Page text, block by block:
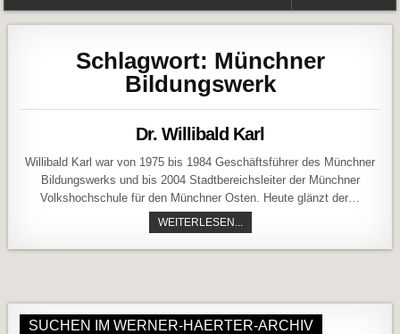
Schlagwort: Münchner
Bildungswerk
Dr. Willibald Karl
Willibald Karl war von 1975 bis 1984 Geschäftsführer des Münchner
Bildungswerks und bis 2004 Stadtbereichsleiter der Münchner
Volkshochschule für den Münchner Osten. Heute glänzt der…
WEITERLESEN...
SUCHEN IM WERNER-HAERTER-ARCHIV